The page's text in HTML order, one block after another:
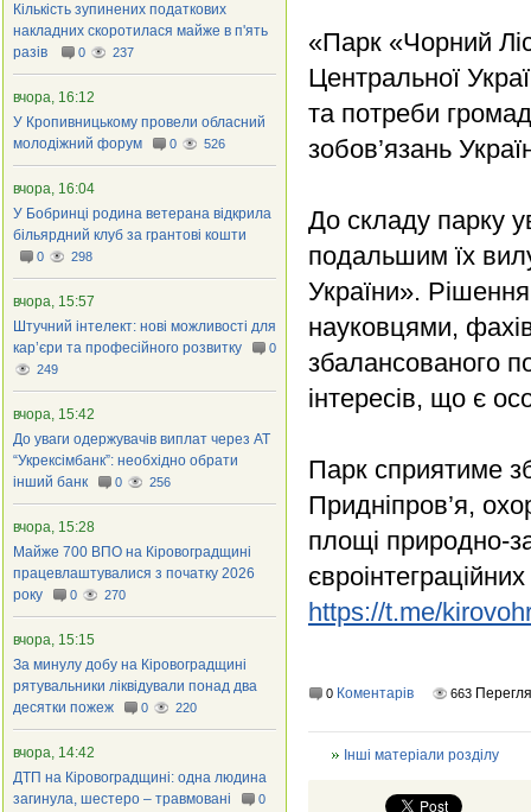
«Парк «Чорний
Центральної
та потреби
зобов’язань
До складу парку
подальшим їх
України».
науковцями,
збалансованого
інтересів, що є
Парк сприятиме
Придніпров’я,
площі природно-
https://t.me/
0 Коментарів 663
Інші матеріали розділу
Кількість зупинених податкових
накладних скоротилася майже в п'ять
разів
0 237
вчора, 16:12
У Кропивницькому провели обласний
молодіжний форум
0 526
вчора, 16:04
У Бобринці родина ветерана відкрила
більярдний клуб за грантові кошти
0 298
вчора, 15:57
Штучний інтелект: нові можливості для
кар’єри та професійного розвитку
0
249
вчора, 15:42
До уваги одержувачів виплат через АТ
“Укрексімбанк”: необхідно обрати
інший банк
0 256
вчора, 15:28
Майже 700 ВПО на Кіровоградщині
працевлаштувалися з початку 2026
року
0 270
вчора, 15:15
За минулу добу на Кіровоградщині
рятувальники ліквідували понад два
десятки пожеж
0 220
вчора, 14:42
ДТП на Кіровоградщині: одна людина
загинула, шестеро – травмовані
0